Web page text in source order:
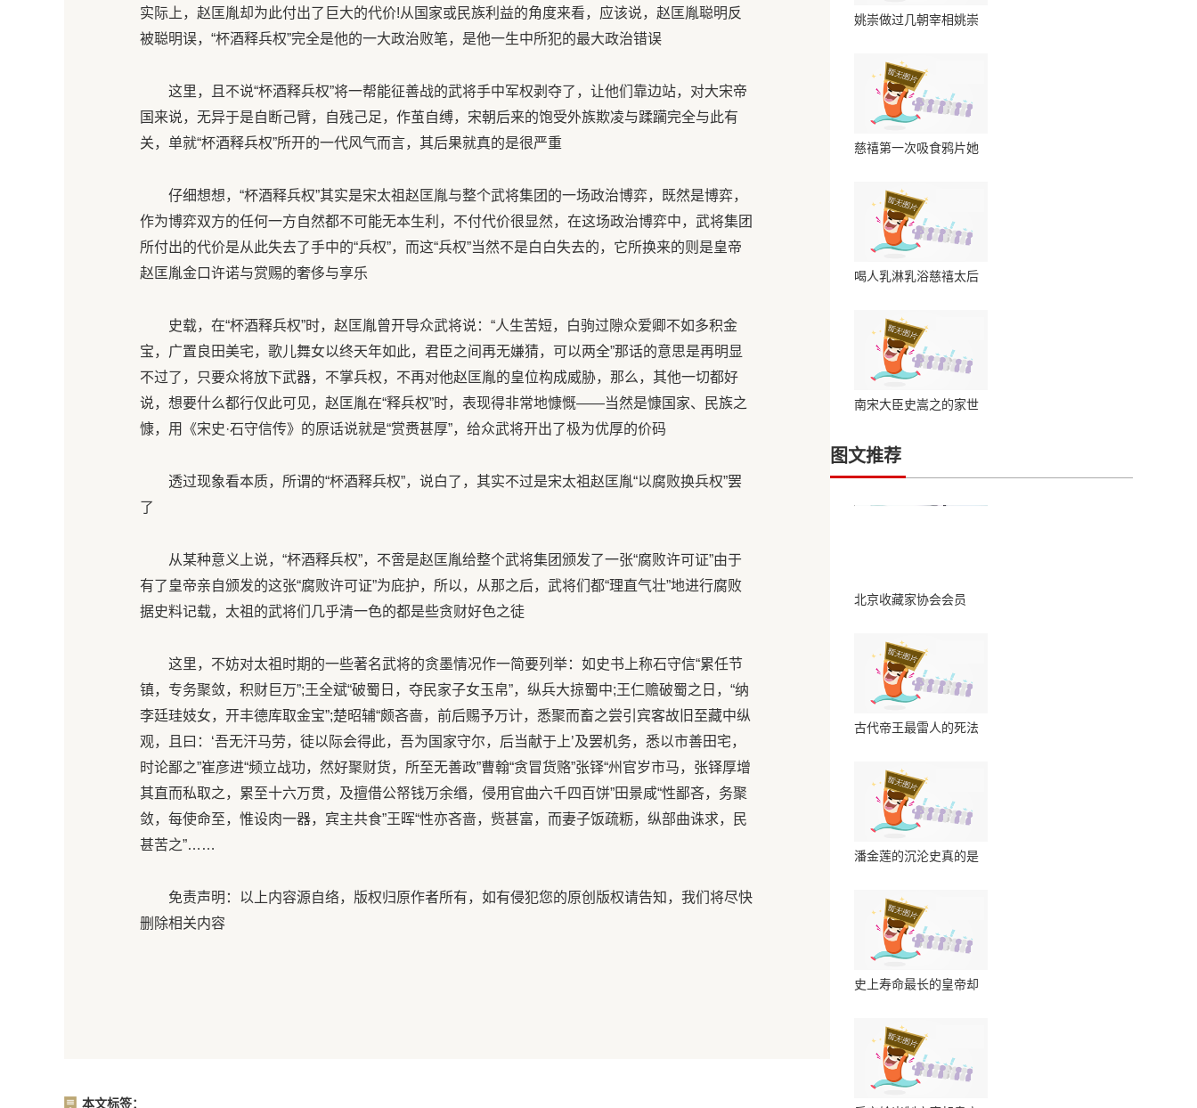
实际上，赵匡胤却为此付出了巨大的代价!从国家或民族利益的角度来看，应该说，赵匡胤聪明反
被聪明误，“杯酒释兵权”完全是他的一大政治败笔，是他一生中所犯的最大政治错误
这里，且不说“杯酒释兵权”将一帮能征善战的武将手中军权剥夺了，让他们靠边站，对大宋帝
国来说，无异于是自断己臂，自残己足，作茧自缚，宋朝后来的饱受外族欺凌与蹂躏完全与此有
关，单就“杯酒释兵权”所开的一代风气而言，其后果就真的是很严重
仔细想想，“杯酒释兵权”其实是宋太祖赵匡胤与整个武将集团的一场政治博弈，既然是博弈，
作为博弈双方的任何一方自然都不可能无本生利，不付代价很显然，在这场政治博弈中，武将集团
所付出的代价是从此失去了手中的“兵权”，而这“兵权”当然不是白白失去的，它所换来的则是皇帝
赵匡胤金口许诺与赏赐的奢侈与享乐
史载，在“杯酒释兵权”时，赵匡胤曾开导众武将说：“人生苦短，白驹过隙众爱卿不如多积金
宝，广置良田美宅，歌儿舞女以终天年如此，君臣之间再无嫌猜，可以两全”那话的意思是再明显
不过了，只要众将放下武器，不掌兵权，不再对他赵匡胤的皇位构成威胁，那么，其他一切都好
说，想要什么都行仅此可见，赵匡胤在“释兵权”时，表现得非常地慷慨——当然是慷国家、民族之
慷，用《宋史·石守信传》的原话说就是“赏赉甚厚”，给众武将开出了极为优厚的价码
透过现象看本质，所谓的“杯酒释兵权”，说白了，其实不过是宋太祖赵匡胤“以腐败换兵权”罢
了
从某种意义上说，“杯酒释兵权”，不啻是赵匡胤给整个武将集团颁发了一张“腐败许可证”由于
有了皇帝亲自颁发的这张“腐败许可证”为庇护，所以，从那之后，武将们都“理直气壮”地进行腐败
据史料记载，太祖的武将们几乎清一色的都是些贪财好色之徒
这里，不妨对太祖时期的一些著名武将的贪墨情况作一简要列举：如史书上称石守信“累任节
镇，专务聚敛，积财巨万”;王全斌“破蜀日，夺民家子女玉帛”，纵兵大掠蜀中;王仁赡破蜀之日，“纳
李廷珪妓女，开丰德库取金宝”;楚昭辅“颇吝啬，前后赐予万计，悉聚而畜之尝引宾客故旧至藏中纵
观，且曰：‘吾无汗马劳，徒以际会得此，吾为国家守尔，后当献于上’及罢机务，悉以市善田宅，
时论鄙之”崔彦进“频立战功，然好聚财货，所至无善政”曹翰“贪冒货赂”张铎“州官岁市马，张铎厚增
其直而私取之，累至十六万贯，及擅借公帑钱万余缗，侵用官曲六千四百饼”田景咸“性鄙吝，务聚
敛，每使命至，惟设肉一器，宾主共食”王晖“性亦吝啬，赀甚富，而妻子饭疏粝，纵部曲诛求，民
甚苦之”……
免责声明：以上内容源自络，版权归原作者所有，如有侵犯您的原创版权请告知，我们将尽快
删除相关内容
本文标签：
姚崇做过几朝宰相姚崇
慈禧第一次吸食鸦片她
喝人乳淋乳浴慈禧太后
南宋大臣史嵩之的家世
图文推荐
北京收藏家协会会员
古代帝王最雷人的死法
潘金莲的沉沦史真的是
史上寿命最长的皇帝却